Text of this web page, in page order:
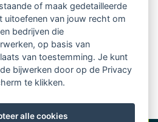
activiteiten
of maak gedetailleerde
uitoefenen van jouw recht om
bedrijven die
op basis van
van toestemming. Je kunt
bijwerken door op de Privacy
te klikken.
alle cookies